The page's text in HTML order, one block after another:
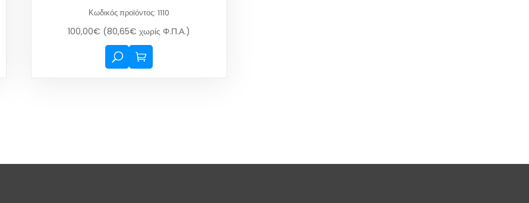
Κωδικός προϊόντος: 1110
100,00€ (80,65€ χωρίς Φ.Π.Α.)